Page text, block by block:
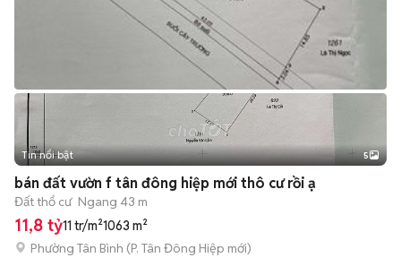
Tin nổi bật 5
bán đất vườn f tân đông hiệp mới thô cư rồi ạ
Đất thổ cư Ngang 43 m
11,8 tỷ11 tr/m²1063 m²
Phường Tân Bình (P. Tân Đông Hiệp mới)